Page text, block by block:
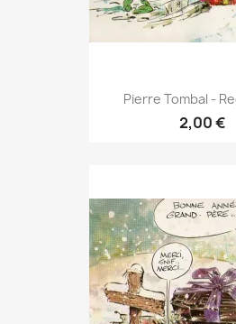
Pierre Tombal -
2,00 €